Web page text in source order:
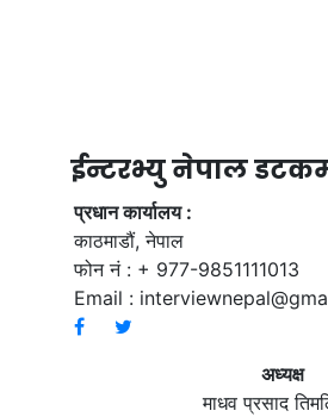
ईन्टरभ्यु नेपाल
प्रधान कार्यालय :
काठमाडौं, नेपाल
फोन नं : + 977-9851111013
Email :
अध्यक्ष
माधव प्रसाद